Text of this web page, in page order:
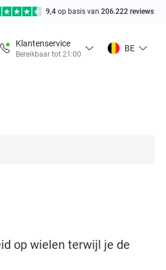
9,4 op basis van 206.222 reviews
Klantenservice
Bereikbaar tot 21:00
BE
op wielen terwijl je de